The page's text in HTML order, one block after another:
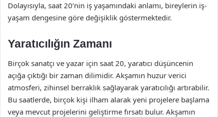
Dolayısıyla, saat 20’nin iş yaşamındaki anlamı, bireylerin iş-
yaşam dengesine göre değişiklik göstermektedir.
Yaratıcılığın Zamanı
Birçok sanatçı ve yazar için saat 20, yaratıcı düşüncenin
açığa çıktığı bir zaman dilimidir. Akşamın huzur verici
atmosferi, zihinsel berraklık sağlayarak yaratıcılığı artırabilir.
Bu saatlerde, birçok kişi ilham alarak yeni projelere başlama
veya mevcut projelerini geliştirme fırsatı bulur. Akşamın